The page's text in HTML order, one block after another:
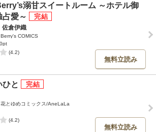
溺甘スイートルーム ～ホテル御
占愛～
佐倉伊織
COMICS
(4.2)
無料立読み
ひと
とゆめコミックス/AneLaLa
(4.2)
無料立読み